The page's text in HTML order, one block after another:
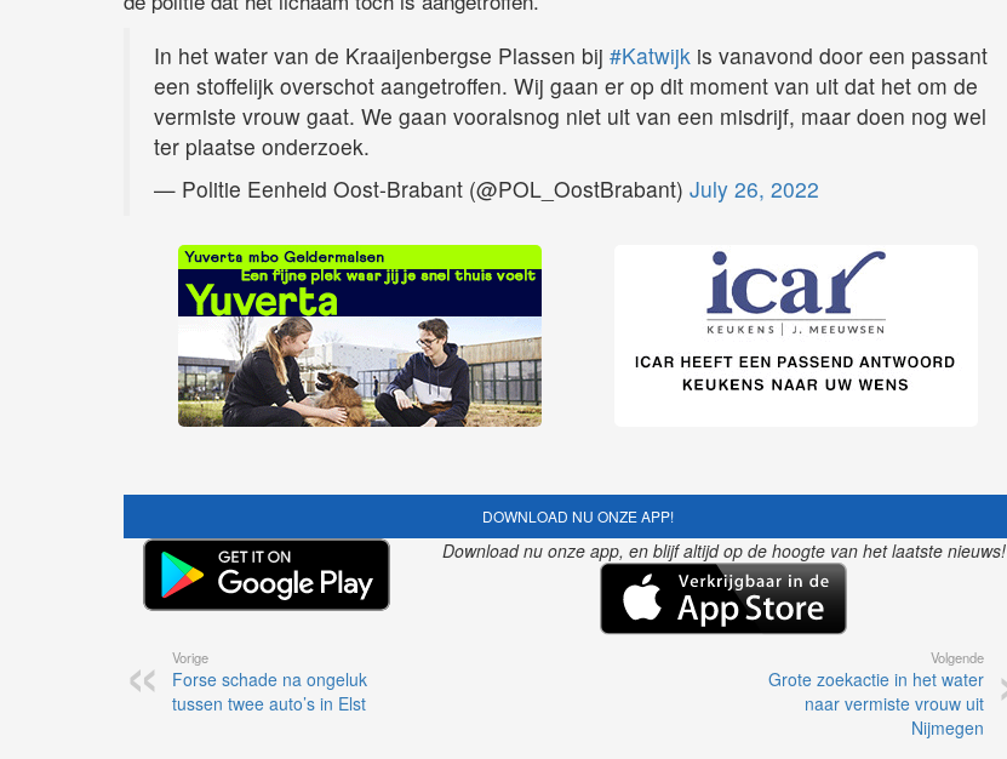
In het water van de Kraaijenbergse Plassen bij #Katwijk is vanavond door een passant
een stoffelijk overschot aangetroffen. Wij gaan er op dit moment van uit dat het om de
vermiste vrouw gaat. We gaan vooralsnog niet uit van een misdrijf, maar doen nog wel
ter plaatse onderzoek.
— Politie Eenheid Oost-Brabant (@POL_OostBrabant) July 26, 2022
DOWNLOAD NU ONZE APP!
Download nu onze app, en blijf altijd op de hoogte van het laatste nieuws!
Vorige
Forse schade na ongeluk
tussen twee auto’s in Elst
Volgende
Grote zoekactie in het water
naar vermiste vrouw uit
Nijmegen